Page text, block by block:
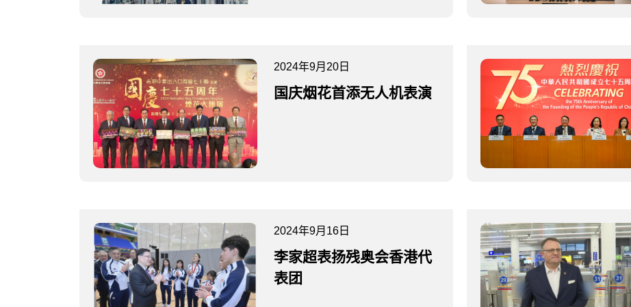
2024年9月20日
国庆烟花首添无人机表演
2024年9月16日
李家超表扬残奥会香港代
表团